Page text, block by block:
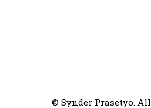
© Synder Prasetyo.